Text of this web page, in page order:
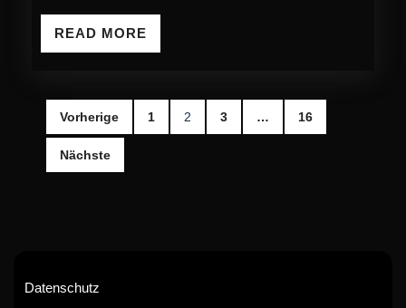
READ MORE
MORE
Seitennummerierung
der
Beiträge
Vorherige 1 2 3 … 16
Nächste
Datenschutz